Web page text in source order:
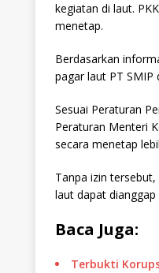
kegiatan di laut.
menetap.
Berdasarkan
pagar laut PT SMIP
Sesuai Peraturan
Peraturan Menteri
secara menetap
Tanpa izin
laut dapat
Baca Juga:
Terbukti